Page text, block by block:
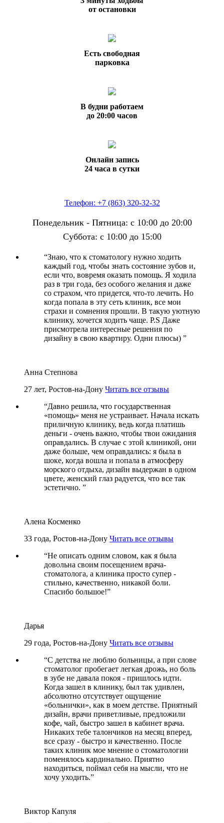
от остановки
Есть свободная
парковка
В будни работаем
до 20:00 часов
Онлайн запись
24 часа в сутки
Телефон: +7 (863) 320-32-32
Понедельник - Пятница: с 10:00 до 20:00
Суббота: с 10:00 до 15:00
“Знаю, что к стоматологу нужно ходить
каждый год, чтобы знать состояние зубов и,
если что, вовремя оказать помощь. Я ходила
раз в три года, без особого желания и даже
со страхом, что придется, что-то лечить. Но
когда попала в эту сеть клиник, все мои
страхи и сомнения прошли. В такую уютную
клинику, хочется ходить чаще. P.S Даже
присмотрела интересные решения по
дизайну в свою квартиру. Одни плюсы) ”
Анна Степнова
27 лет, Ростов-на-Дону Читать все отзывы
“Давно решила, что государственная
«помощь» меня не устраивает. Начала искать
приличную клинику, ведь когда платишь
деньги - очень важно, чтобы твои ожидания
оправдались. В случае с этой клиникой, они
даже больше, чем оправдались: я была в
шоке, когда вошла и попала в атмосферу
морского отдыха, дизайн выдержан в одном
цвете, женский глаз радуется, что все так
эстетично. ”
Алена Косменко
33 года, Ростов-на-Дону Читать все отзывы
“Не описать одним словом, как я была
довольна своим посещением врача-
стоматолога, а клиника просто супер -
стильно, качественно, никакой боли.
Спасибо большое!”
Дарья
29 года, Ростов-на-Дону Читать все отзывы
“С детства не люблю больницы, а при слове
стоматолог пробегает легкая дрожь, но боль
в зубе не давала покоя - пришлось идти.
Когда зашел в клинику, был так удивлен,
абсолютно отсутствует ощущение
«больнички», как в моем детстве. Приятный
дизайн, врачи приветливые, предложили
кофе, чай, быстро зашел в кабинет врача.
Никаких тебе талончиков на месяц вперед,
все сразу - быстро и качественно. После
таких клиник мое мнение о стоматологии
поменялось кардинально. Приятно
находиться, поймал себя на мысли, что не
хочу уходить.”
Виктор Капуля